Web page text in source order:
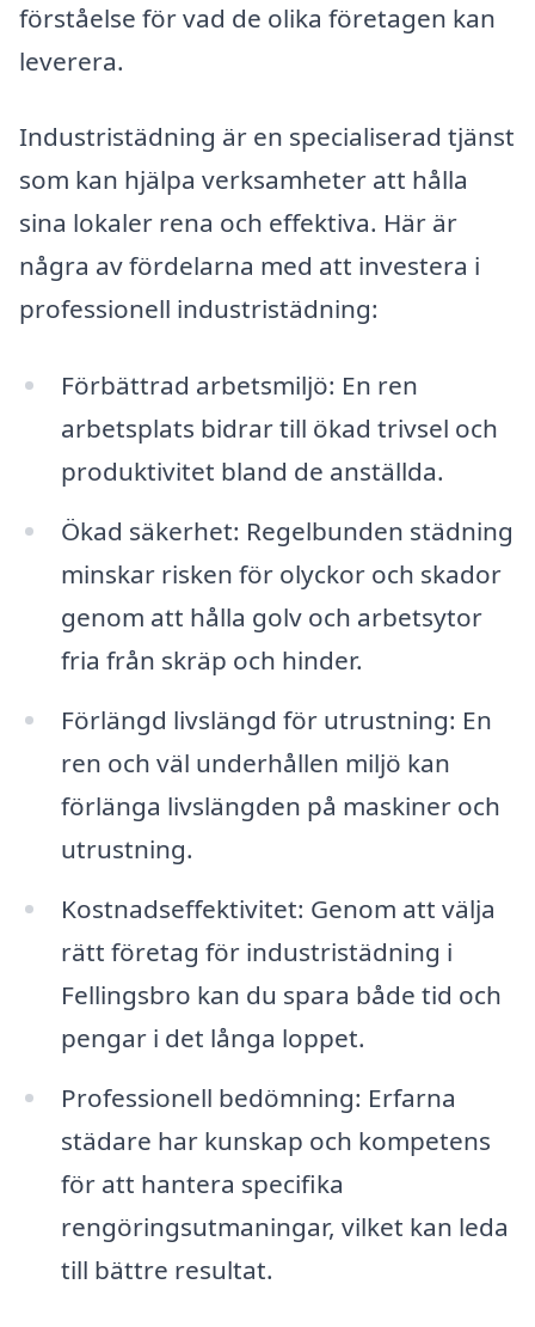
förståelse för vad de olika företagen kan
leverera.
Industristädning är en specialiserad tjänst
som kan hjälpa verksamheter att hålla
sina lokaler rena och effektiva. Här är
några av fördelarna med att investera i
professionell industristädning:
Förbättrad arbetsmiljö: En ren
arbetsplats bidrar till ökad trivsel och
produktivitet bland de anställda.
Ökad säkerhet: Regelbunden städning
minskar risken för olyckor och skador
genom att hålla golv och arbetsytor
fria från skräp och hinder.
Förlängd livslängd för utrustning: En
ren och väl underhållen miljö kan
förlänga livslängden på maskiner och
utrustning.
Kostnadseffektivitet: Genom att välja
rätt företag för industristädning i
Fellingsbro kan du spara både tid och
pengar i det långa loppet.
Professionell bedömning: Erfarna
städare har kunskap och kompetens
för att hantera specifika
rengöringsutmaningar, vilket kan leda
till bättre resultat.